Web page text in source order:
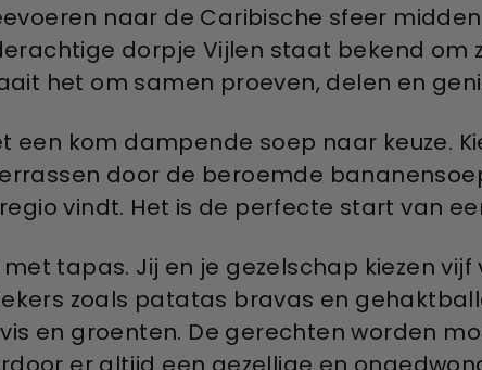
naar de Caribische sfeer
dorpje Vijlen staat bekend om
het om samen proeven, delen en
een kom dampende soep naar keuze.
door de beroemde
vindt. Het is de perfecte start van
tapas. Jij en je gezelschap kiezen
zoals patatas bravas en
en groenten. De gerechten worden